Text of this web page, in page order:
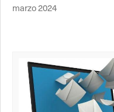
marzo 2024